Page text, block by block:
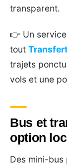
transparent.
👉 Un
tout
trajets
vols et une
Bus et
option
Des mini-bus